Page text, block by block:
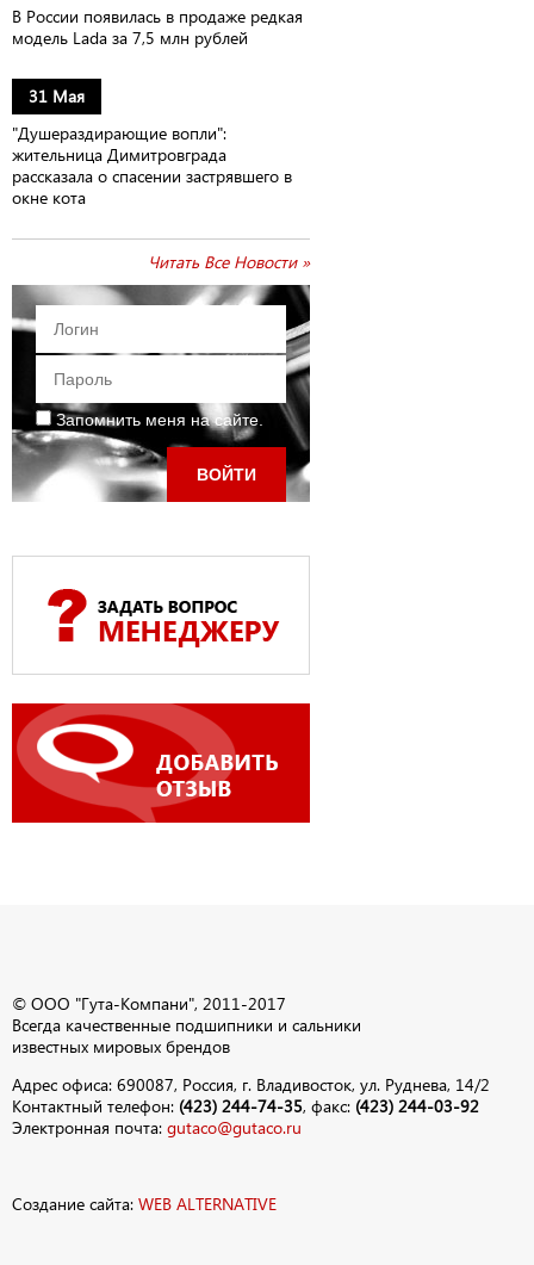
В России появилась в продаже редкая
модель Lada за 7,5 млн рублей
31 Мая
"Душераздирающие вопли":
жительница Димитровграда
рассказала о спасении застрявшего в
окне кота
Читать Все Новости »
Запомнить меня на сайте.
© ООО "Гута-Компани", 2011-2017
Всегда качественные подшипники и сальники
известных мировых брендов
Адрес офиса: 690087, Россия, г. Владивосток, ул. Руднева, 14/2
Контактный телефон: (423) 244-74-35, факс: (423) 244-03-92
Электронная почта: gutaco@gutaco.ru
Создание сайта: WEB ALTERNATIVE